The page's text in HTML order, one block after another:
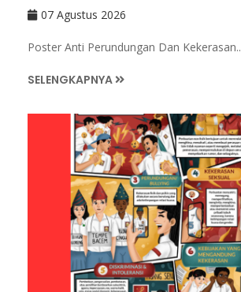
07 Agustus 2026
Poster Anti Perundungan Dan Kekerasan..
SELENGKAPNYA